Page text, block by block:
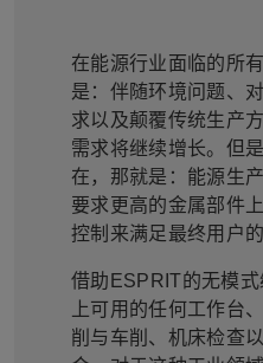
在能源行业面临的所
是：伴随环境问题、
求以及颠覆传统生产
需求将继续增长。但
在，那就是：能源生
要求更高的金属部件
控制来满足最终用户的
借助 ESPRIT的无模
上可用的任何工作台
削与车削、机床检查